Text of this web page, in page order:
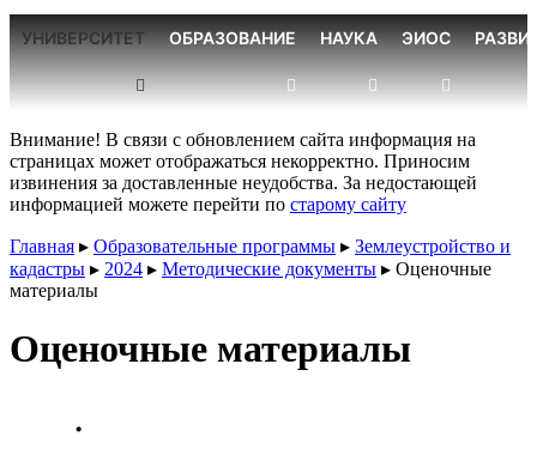
УНИВЕРСИТЕТ ОБРАЗОВАНИЕ НАУКА ЭИОС
Внимание! В связи с обновлением сайта информация на
страницах может отображаться некорректно. Приносим
извинения за доставленные неудобства. За недостающей
информацией можете перейти по старому сайту
Главная ▸ Образовательные программы ▸ Землеустройство и
кадастры ▸ 2024 ▸ Методические документы ▸ Оценочные
материалы
Оценочные материалы